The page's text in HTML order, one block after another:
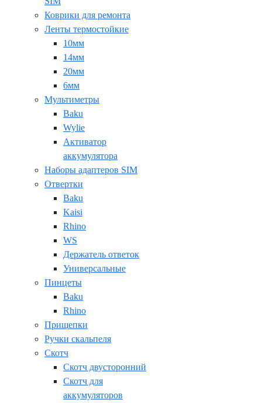
Коврики для ремонта
Ленты термостойкие
10мм
14мм
20мм
6мм
Мультиметры
Baku
Wylie
Активатор
аккумулятора
Наборы адаптеров SIM
Отвертки
Baku
Kaisi
Rhino
WS
Держатель ответок
Универсальные
Пинцеты
Baku
Rhino
Прищепки
Ручки скальпеля
Скотч
Скотч двусторонний
Скотч для
аккумуляторов